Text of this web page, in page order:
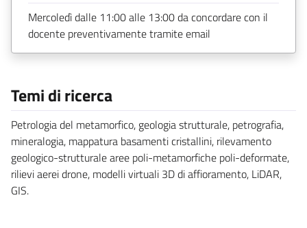
Mercoledì dalle 11:00 alle 13:00 da concordare con il
docente preventivamente tramite email
Temi di ricerca
Petrologia del metamorfico, geologia strutturale, petrografia,
mineralogia, mappatura basamenti cristallini, rilevamento
geologico-strutturale aree poli-metamorfiche poli-deformate,
rilievi aerei drone, modelli virtuali 3D di affioramento, LiDAR,
GIS.